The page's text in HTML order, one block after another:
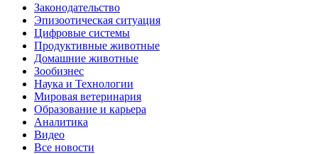
Законодательство
Эпизоотическая ситуация
Цифровые системы
Продуктивные животные
Домашние животные
Зообизнес
Наука и Технологии
Мировая ветеринария
Образование и карьера
Аналитика
Видео
Все новости